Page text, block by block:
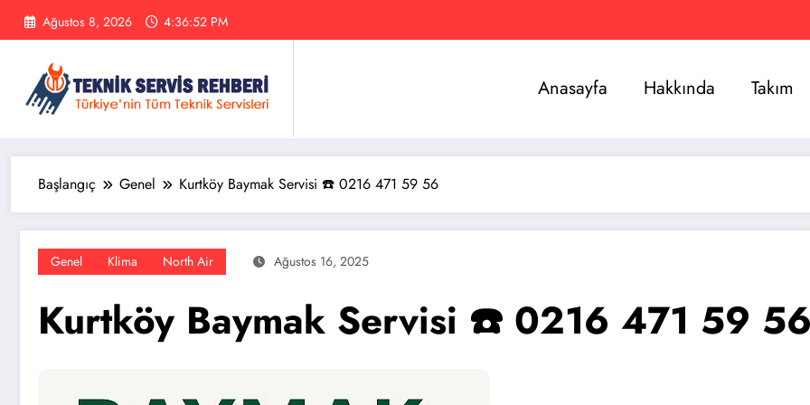
İçeriğe
Ağustos 8, 2026 4:36:53 PM
Anasayfa Hakkında Takım
Başlangıç Genel Kurtköy Baymak Servisi ☎️ 0216 471 59 56
Genel Klima North Air Ağustos 16, 2025
Kurtköy Baymak Servisi ☎️ 0216 471 59